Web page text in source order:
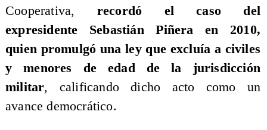
Cooperativa, recordó el caso del
expresidente Sebastián Piñera en 2010,
quien promulgó una ley que excluía a civiles
y menores de edad de la jurisdicción
militar, calificando dicho acto como un
avance democrático.